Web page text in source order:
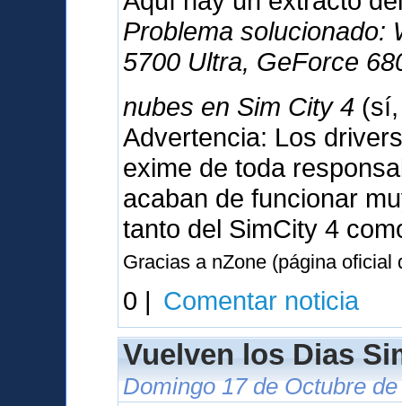
Problema solucionado:
5700 Ultra, GeForce
nubes en Sim City 4
Advertencia: Los
exime de toda
acaban de funcionar
tanto del SimCity 4
Gracias a nZone (página
0 | Comentar noticia
Vuelven los Dias
Domingo 17 de Octubre